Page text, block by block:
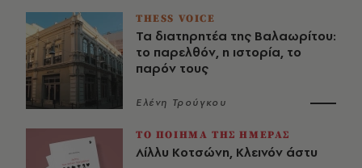
THESS VOICE
Τα διατηρητέα της Βαλαωρίτου:
το παρελθόν, η ιστορία, το
παρόν τους
Ελένη Τρούγκου
ΤΟ ΠΟΙΗΜΑ ΤΗΣ ΗΜΕΡΑΣ
Λίλλυ Κοτσώνη, Κλεινόν άστυ